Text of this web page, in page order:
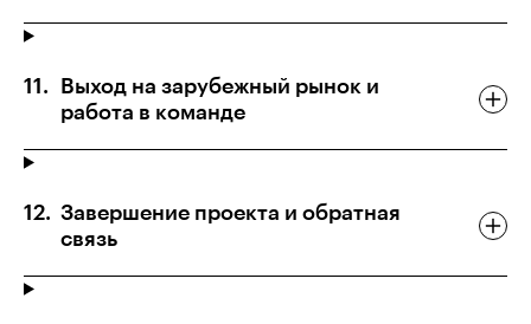
Выход на зарубежный рынок и
работа в команде
Завершение проекта и обратная
связь